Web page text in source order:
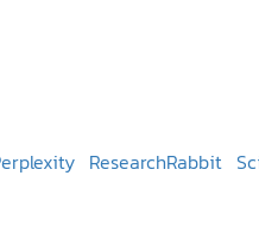
ResearchRabbit